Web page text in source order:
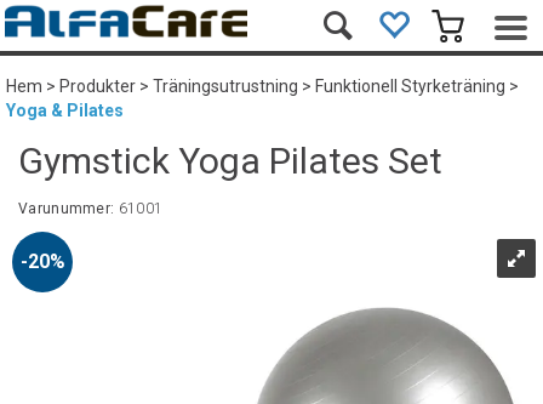
Hem>Produkter>Träningsutrustning>Funktionell Styrketräning>
Yoga & Pilates
Gymstick Yoga Pilates Set
Varunummer: 61001
20%